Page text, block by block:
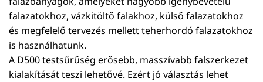
falazatokhoz, vázkitöltő falakhoz, külső falazatokhoz
és megfelelő tervezés mellett teherhordó falazatokhoz
is használhatunk.
A D500 testsűrűség erősebb, masszívabb falszerkezet
kialakítását teszi lehetővé. Ezért jó választás lehet